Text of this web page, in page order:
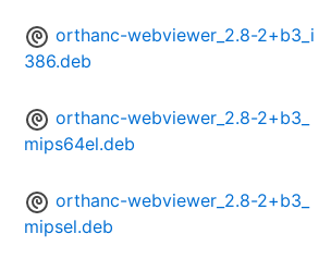
orthanc-webviewer_2.8-2+b3_i
386.deb
orthanc-webviewer_2.8-2+b3_
mips64el.deb
orthanc-webviewer_2.8-2+b3_
mipsel.deb